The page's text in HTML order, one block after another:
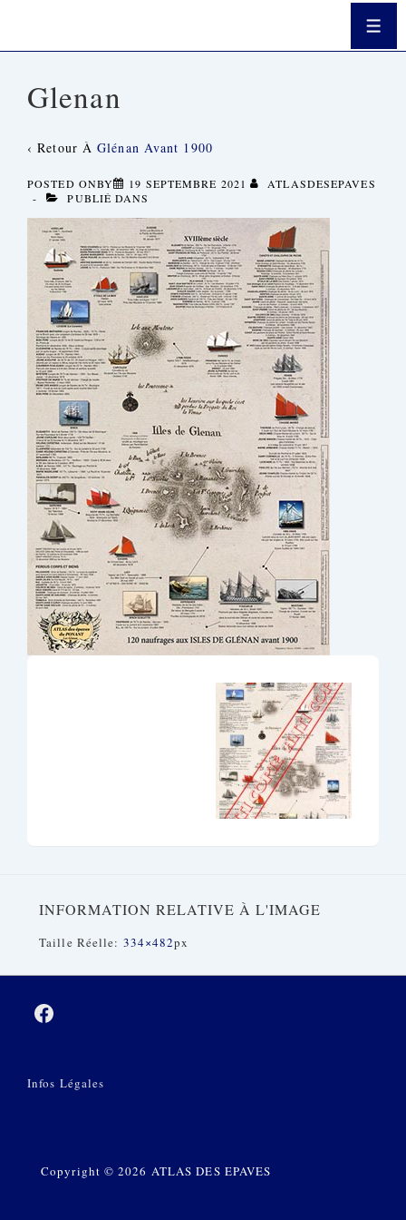
Contenu
Glenan
‹ Retour ÀGlénan Avant 1900
POSTED ONBY 19 SEPTEMBRE 2021
ATLASDESEPAVES
PUBLIÉ DANS
INFORMATION RELATIVE À L'IMAGE
Taille Réelle: 334×482Px
Menu
De
Infos Légales
Copyright © 2026 ATLAS DES EPAVES